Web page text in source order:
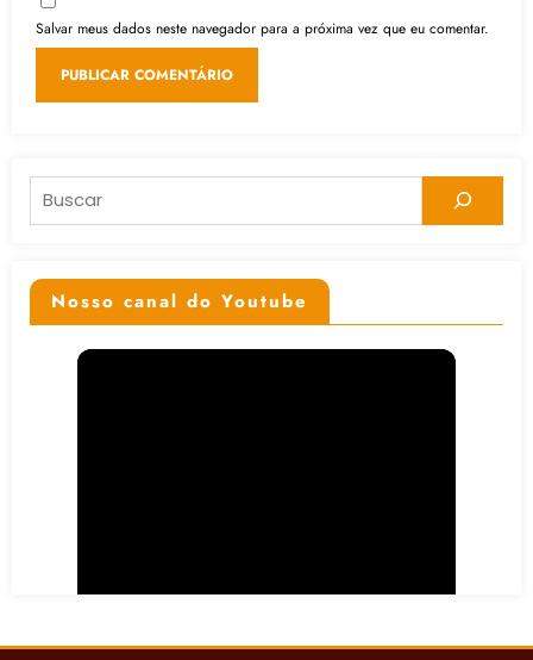
Salvar meus dados neste navegador para a próxima vez que eu comentar.
Pesquisar
Nosso canal do Youtube